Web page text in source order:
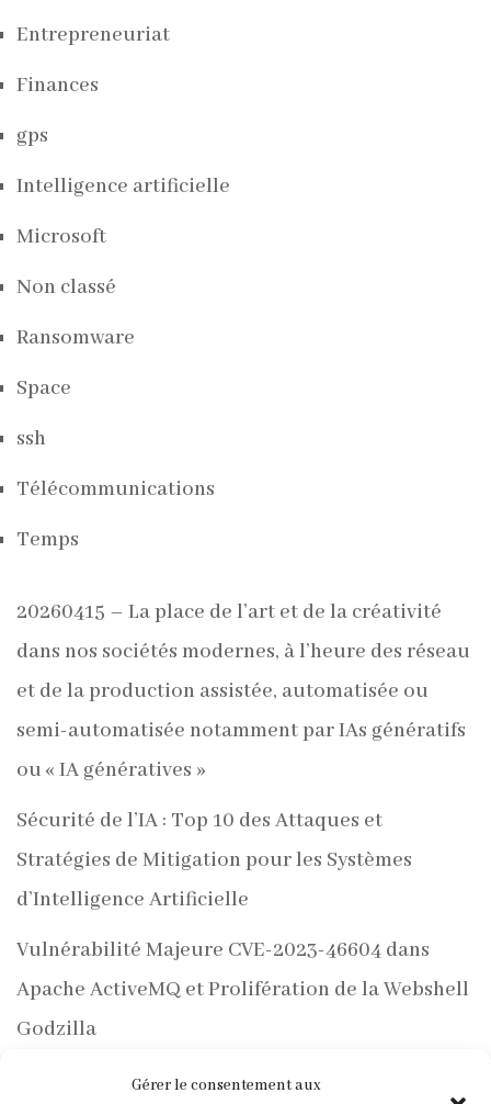
Gérer le consentement aux
Entrepreneuriat
Finances
gps
Intelligence artificielle
Microsoft
Non classé
Ransomware
Space
ssh
Télécommunications
Temps
20260415 – La place de l’art et de la créativité
dans nos sociétés modernes, à l’heure des réseau
et de la production assistée, automatisée ou
semi-automatisée notamment par IAs génératifs
ou « IA génératives »
Sécurité de l’IA : Top 10 des Attaques et
Stratégies de Mitigation pour les Systèmes
d’Intelligence Artificielle
Vulnérabilité Majeure CVE-2023-46604 dans
Apache ActiveMQ et Prolifération de la Webshell
Godzilla
PentestGPT de GreyDGL : Une Nouvelle Ère